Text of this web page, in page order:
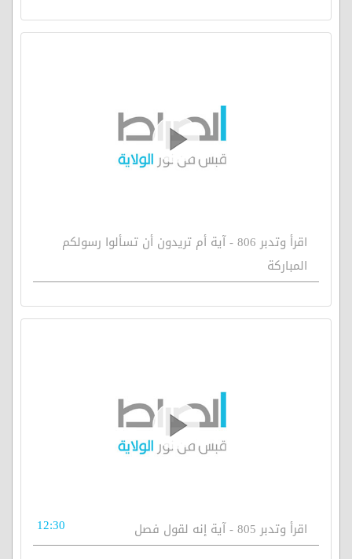
اقرأ وتدبر 806 - آية أم تريدون أن تسألوا رسولكم
المباركة
اقرأ وتدبر 805 - آية إنه لقول فصل 12:30